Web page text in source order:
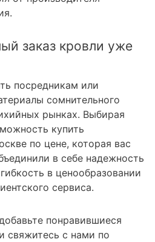
заказ кровли уже
посредникам или
сомнительного
рынках. Выбирая
купить
по цене, которая вас
в себе надежность
в ценообразовании
сервиса.
понравившиеся
свяжитесь с нами по